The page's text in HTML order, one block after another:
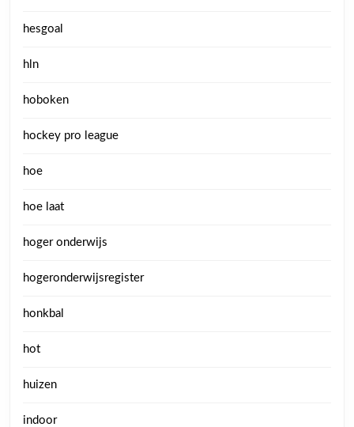
hesgoal
hln
hoboken
hockey pro league
hoe
hoe laat
hoger onderwijs
hogeronderwijsregister
honkbal
hot
huizen
indoor